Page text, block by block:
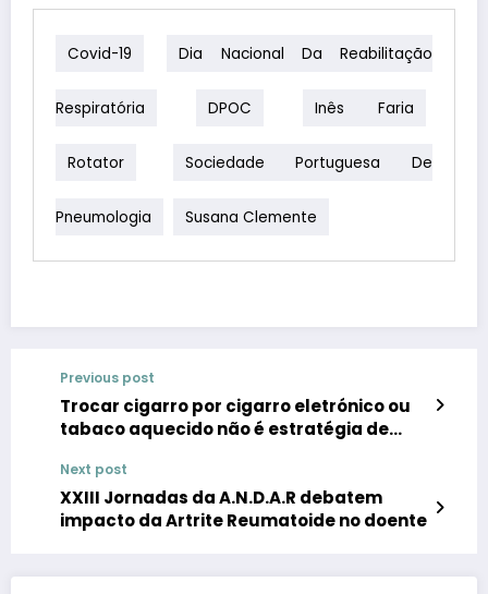
Covid-19 Dia Nacional Da Reabilitação
Respiratória DPOC Inês Faria
Rotator Sociedade Portuguesa De
Pneumologia Susana Clemente
Previous post
Trocar cigarro por cigarro eletrónico ou
tabaco aquecido não é estratégia de
para parar de fumar
Next post
XXIII Jornadas da A.N.D.A.R debatem
impacto da Artrite Reumatoide no doente